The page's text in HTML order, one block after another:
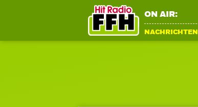
ON AIR:
NACHRICHTEN